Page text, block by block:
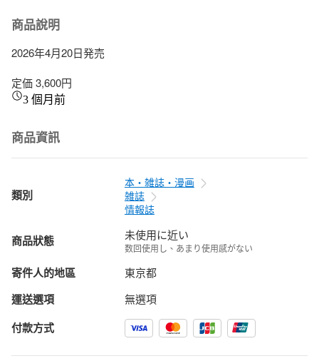
商品說明
2026年4月20日発売
定価 3,600円
3 個月前
商品資訊
類別
本・雑誌・漫画
雑誌
情報誌
商品狀態 未使用に近い
数回使用し、あまり使用感がない
寄件人的地區 東京都
運送選項 無選項
付款方式